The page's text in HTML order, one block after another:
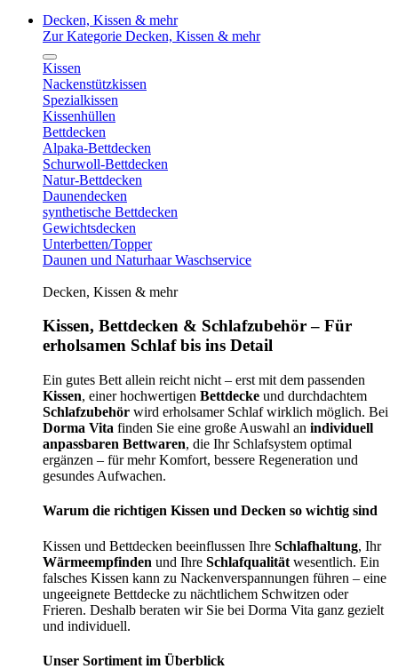
Decken, Kissen & mehr
Zur Kategorie Decken, Kissen & mehr
Kissen
Nackenstützkissen
Spezialkissen
Kissenhüllen
Bettdecken
Alpaka-Bettdecken
Schurwoll-Bettdecken
Natur-Bettdecken
Daunendecken
synthetische Bettdecken
Gewichtsdecken
Unterbetten/Topper
Daunen und Naturhaar Waschservice
Decken, Kissen & mehr
Kissen, Bettdecken & Schlafzubehör – Für
erholsamen Schlaf bis ins Detail
Ein gutes Bett allein reicht nicht – erst mit dem passenden
Kissen, einer hochwertigen Bettdecke und durchdachtem
Schlafzubehör wird erholsamer Schlaf wirklich möglich. Bei
Dorma Vita finden Sie eine große Auswahl an individuell
anpassbaren Bettwaren, die Ihr Schlafsystem optimal
ergänzen – für mehr Komfort, bessere Regeneration und
gesundes Aufwachen.
Warum die richtigen Kissen und Decken so wichtig sind
Kissen und Bettdecken beeinflussen Ihre Schlafhaltung, Ihr
Wärmeempfinden und Ihre Schlafqualität wesentlich. Ein
falsches Kissen kann zu Nackenverspannungen führen – eine
ungeeignete Bettdecke zu nächtlichem Schwitzen oder
Frieren. Deshalb beraten wir Sie bei Dorma Vita ganz gezielt
und individuell.
Unser Sortiment im Überblick